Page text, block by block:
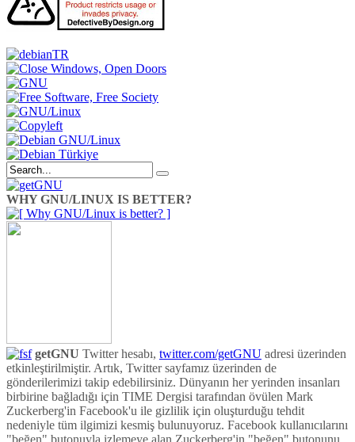
WHY GNU/LINUX IS BETTER?
getGNU Twitter hesabı, twitter.com/getGNU adresi üzerinden
etkinleştirilmiştir. Artık, Twitter sayfamız üzerinden de
gönderilerimizi takip edebilirsiniz. Dünyanın her yerinden insanları
birbirine bağladığı için TIME Dergisi tarafından övülen Mark
Zuckerberg'in Facebook'u ile gizlilik için oluşturduğu tehdit
nedeniyle tüm ilgimizi kesmiş bulunuyoruz. Facebook kullanıcılarını
"beğen" butonuyla izlemeye alan Zuckerberg'in "beğen" butonunu